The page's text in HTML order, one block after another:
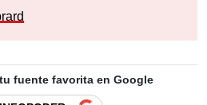
fuente favorita en Google